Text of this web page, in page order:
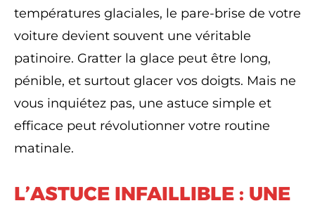
températures glaciales, le pare-brise de votre
voiture devient souvent une véritable
patinoire. Gratter la glace peut être long,
pénible, et surtout glacer vos doigts. Mais ne
vous inquiétez pas, une astuce simple et
efficace peut révolutionner votre routine
matinale.
L’ASTUCE INFAILLIBLE : UNE